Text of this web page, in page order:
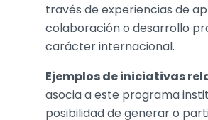
través de experiencias de
colaboración o desarrollo
carácter internacional.
Ejemplos de iniciativas
asocia a este programa
posibilidad de generar o